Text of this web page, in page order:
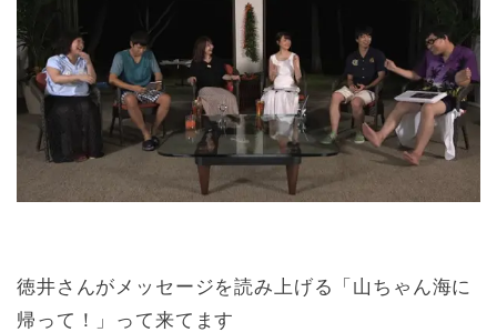
徳井さんがメッセージを読み上げる「山ちゃん海に
帰って！」って来てます